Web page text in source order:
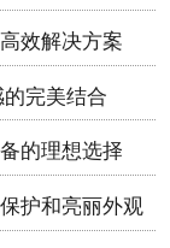
效解决方案
完美结合
的理想选择
护和亮丽外观